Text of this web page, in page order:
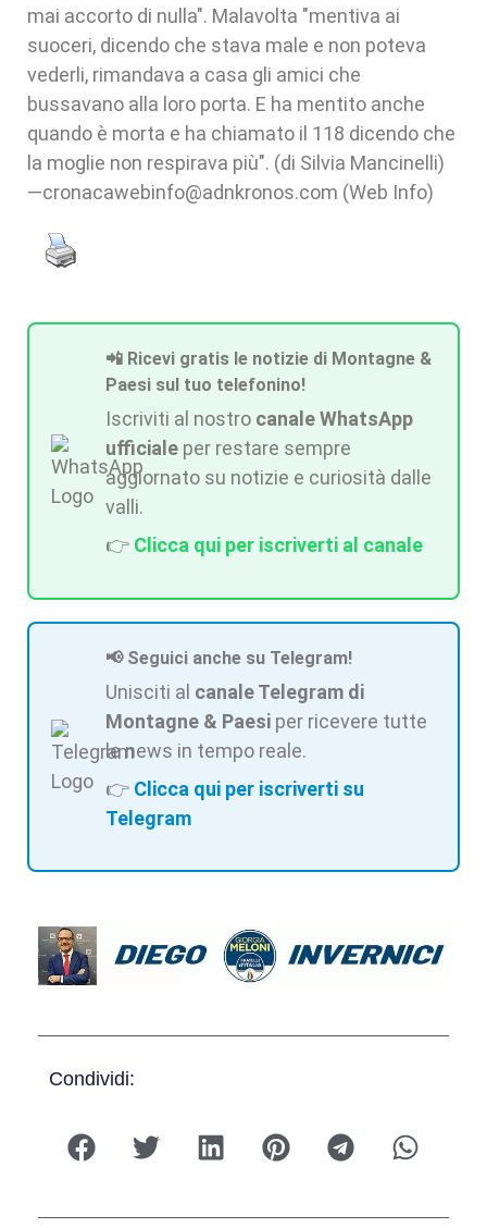
mai accorto di nulla". Malavolta "mentiva ai
suoceri, dicendo che stava male e non poteva
vederli, rimandava a casa gli amici che
bussavano alla loro porta. E ha mentito anche
quando è morta e ha chiamato il 118 dicendo che
la moglie non respirava più". (di Silvia Mancinelli)
—cronacawebinfo@adnkronos.com (Web Info)
📲 Ricevi gratis le notizie di Montagne &
Paesi sul tuo telefonino!
Iscriviti al nostro canale WhatsApp
ufficiale per restare sempre
aggiornato su notizie e curiosità dalle
valli.
👉 Clicca qui per iscriverti al canale
📢 Seguici anche su Telegram!
Unisciti al canale Telegram di
Montagne & Paesi per ricevere tutte
le news in tempo reale.
👉 Clicca qui per iscriverti su
Telegram
Condividi: